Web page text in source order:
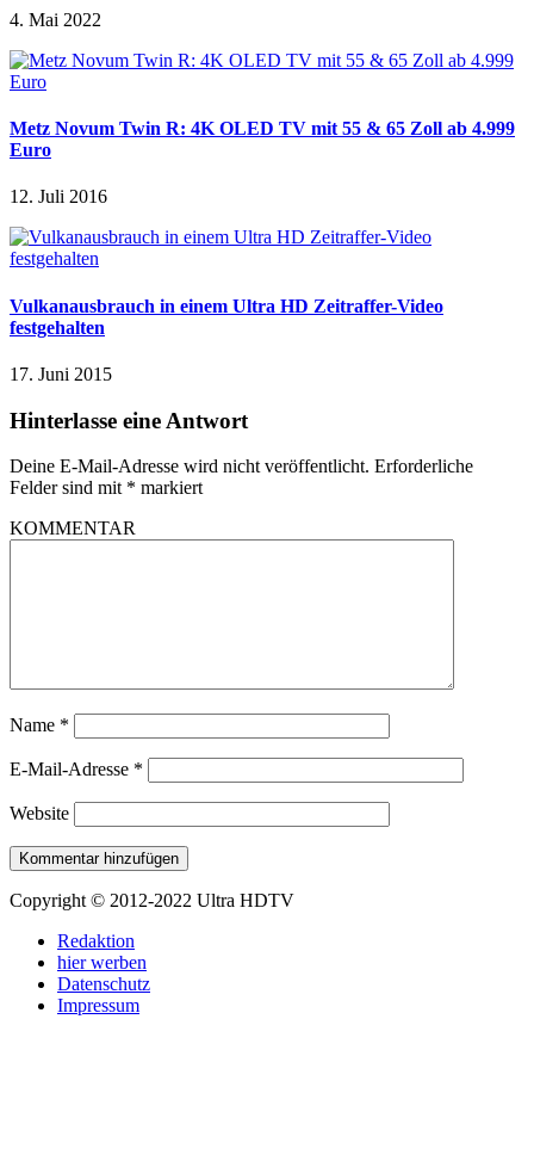
4. Mai 2022
Metz Novum Twin R: 4K OLED TV mit 55 & 65 Zoll ab 4.999
Euro
12. Juli 2016
Vulkanausbrauch in einem Ultra HD Zeitraffer-Video
festgehalten
17. Juni 2015
Hinterlasse eine Antwort
Deine E-Mail-Adresse wird nicht veröffentlicht. Erforderliche
Felder sind mit * markiert
KOMMENTAR
Name *
E-Mail-Adresse *
Website
Copyright © 2012-2022 Ultra HDTV
Redaktion
hier werben
Datenschutz
Impressum